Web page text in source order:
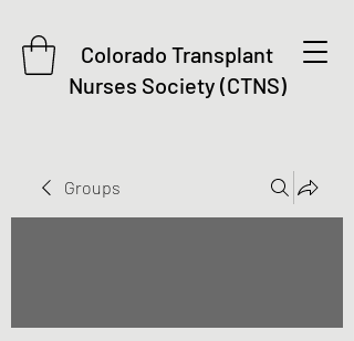
Colorado Transplant
Nurses Society (CTNS)
Groups